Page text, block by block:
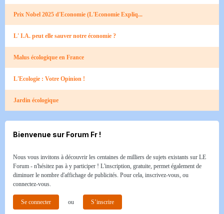
Prix Nobel 2025 d'Economie (L'Economie Expliq...
L' I.A. peut elle sauver notre économie ?
Malus écologique en France
L'Ecologie : Votre Opinion !
Jardin écologique
Bienvenue sur Forum Fr !
Nous vous invitons à découvrir les centaines de milliers de sujets existants sur LE
Forum - n'hésitez pas à y participer ! L'inscription, gratuite, permet également de
diminuer le nombre d'affichage de publicités. Pour cela, inscrivez-vous, ou
connectez-vous.
Se connecter ou S’inscrire